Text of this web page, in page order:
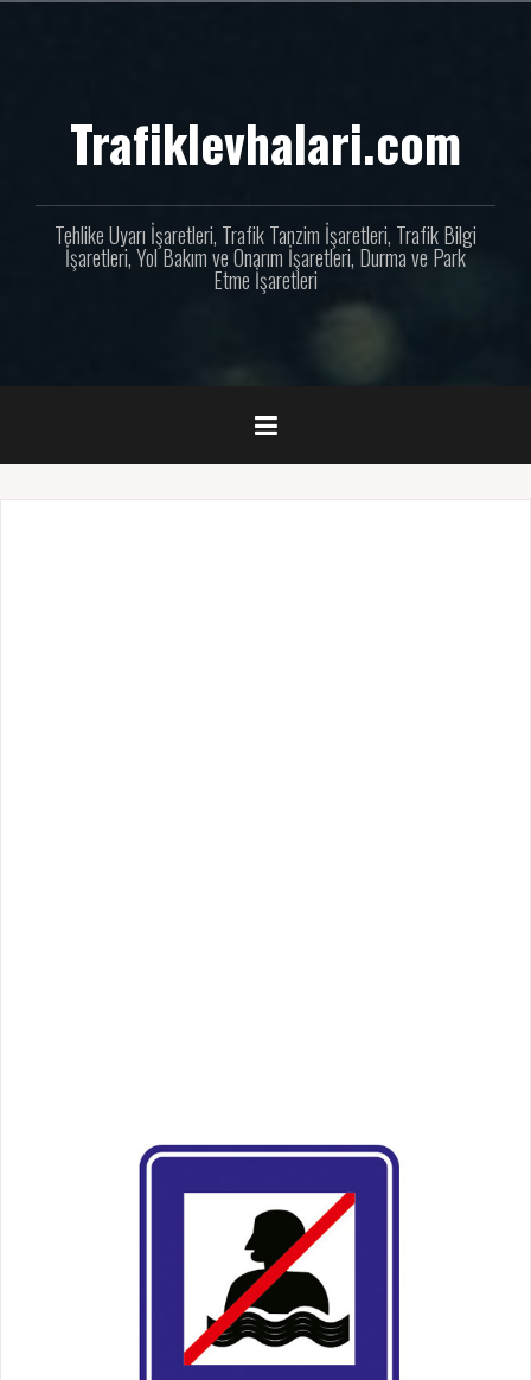
Trafiklevhalari.com
Tehlike Uyarı İşaretleri, Trafik Tanzim İşaretleri, Trafik Bilgi
İşaretleri, Yol Bakım ve Onarım İşaretleri, Durma ve Park
Etme İşaretleri